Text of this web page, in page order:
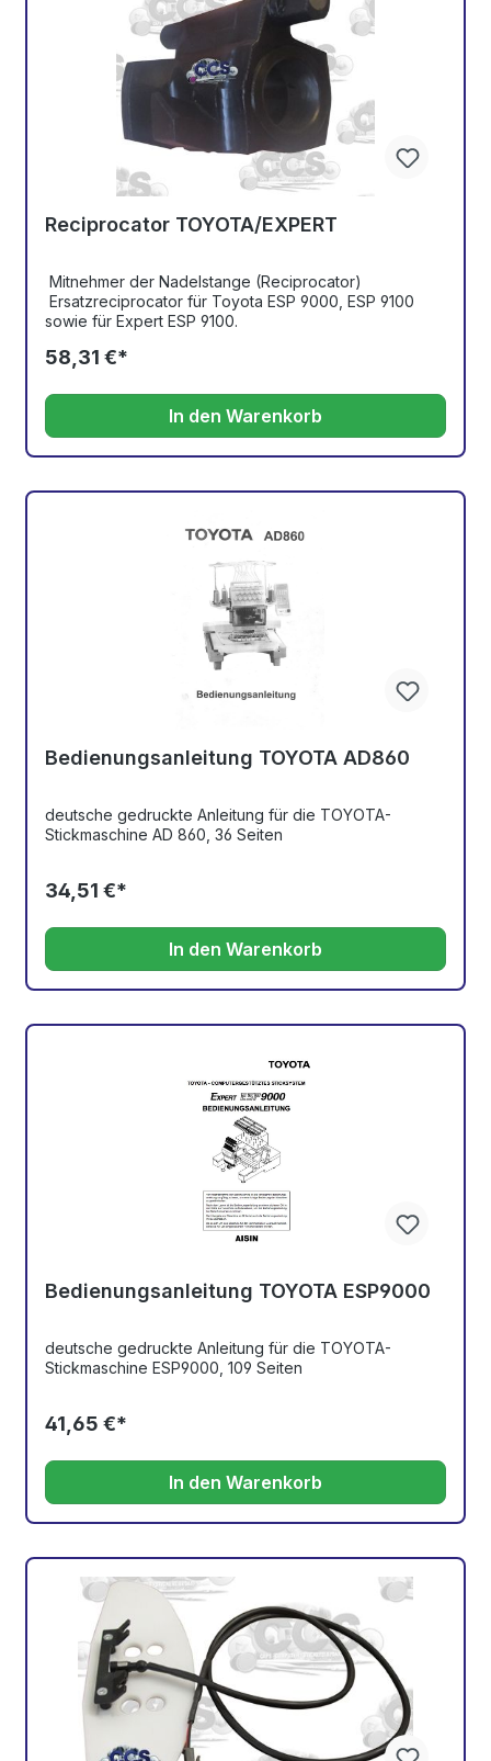
Reciprocator TOYOTA/EXPERT
Mitnehmer der Nadelstange (Reciprocator)
Ersatzreciprocator für Toyota ESP 9000, ESP 9100
sowie für Expert ESP 9100.
58,31 €*
In den Warenkorb
Bedienungsanleitung TOYOTA AD860
deutsche gedruckte Anleitung für die TOYOTA-
Stickmaschine AD 860, 36 Seiten
34,51 €*
In den Warenkorb
Bedienungsanleitung TOYOTA ESP9000
deutsche gedruckte Anleitung für die TOYOTA-
Stickmaschine ESP9000, 109 Seiten
41,65 €*
In den Warenkorb